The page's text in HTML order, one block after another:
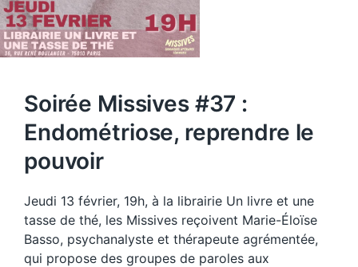
Soirée Missives #37 :
Endométriose, reprendre le
pouvoir
Jeudi 13 février, 19h, à la librairie Un livre et une
tasse de thé, les Missives reçoivent Marie-Éloïse
Basso, psychanalyste et thérapeute agrémentée,
qui propose des groupes de paroles aux